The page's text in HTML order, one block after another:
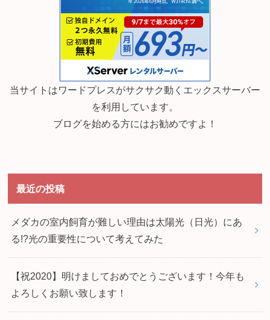
当サイトはワードプレスがサクサク動くエックスサーバー
を利用しています。
ブログを始める方にはお勧めですよ！
最近の投稿
メダカの室内飼育が難しい理由は太陽光（日光）にあ
る!?光の重要性について考えてみた
【祝2020】明けましておめでとうございます！今年も
よろしくお願い致します！